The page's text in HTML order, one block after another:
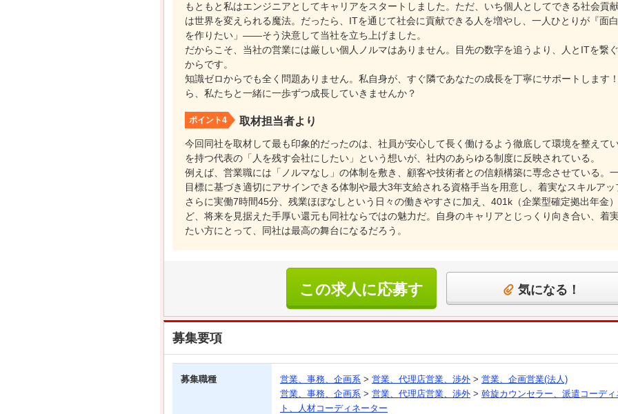
もともと私はエンジニアとしてキャリアをスタートしました。ただ、いち個人としてできる社会貢
は世界を変えられる魔法。だったら、ITを通じて社会に貢献できる人を増やし、一人ひとりが『面
を作りたい」――そう決意して当社を立ち上げました。
だからこそ、当社の営業には厳しい個人ノルマはありません。目先の数字を追うより、人とITを繋
からです。
知識ゼロからでも全く問題ありません。私自身が、すぐ隣であなたの成長を丁寧にサポートします
ら、私たちと一緒に一歩ずつ成長していきませんか？
ポイント4 取材担当者より
今回同社を取材して最も印象的だったのは、社員が安心して長く働けるよう徹底して環境を整えて
を持つ代表の「人を残す会社にしたい」という想いが、社内のあらゆる制度に反映されている。
例えば、営業職には「ノルマなし」の体制を敷き、顧客や技術者との信頼構築に専念させている。
目標に基づき適切にアサインできる体制や最大3年支給される資格手当を用意し、着実なスキルア
さらに実働7時間45分、残業ほぼなしという日々の働きやすさに加え、401k（企業型確定拠出年金
ど、将来を見据えた手厚い還元も同社ならではの魅力だ。自身のキャリアとじっくり向き合い、着
たい方にとって、同社は最高の舞台になるだろう。
この求人に応募す
る
気になる！
募集要項
募集職種 営業、事務、企画系 > 営業、代理店営業、渉外 > 営業、企画営業(法人)
営業、事務、企画系 > 営業、代理店営業、渉外 > 斡旋カウンセラー、派遣コーデ
ト、人材コーディネーター